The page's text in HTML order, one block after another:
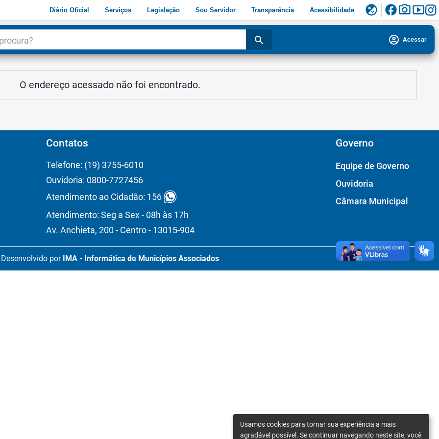
Diário Oficial Serviços Legislação Sou Servidor Transparência Acessibilidade flaky facebookphoto_camerasmart_display
search account_circle Acessar
O endereço acessado não foi encontrado.
Contatos
Telefone: (19) 3755-6010
Ouvidoria: 0800-7727456
Atendimento ao Cidadão: 156
Atendimento: Seg a Sex - 08h às 17h
Av. Anchieta, 200 - Centro - 13015-904
Governo
Equipe de Governo
Ouvidoria
Câmara Municipal
Desenvolvido por IMA - Informática de Municípios Associados
Usamos cookies para tornar sua experiência a mais
agradável possível. Se continuar navegando neste site, você